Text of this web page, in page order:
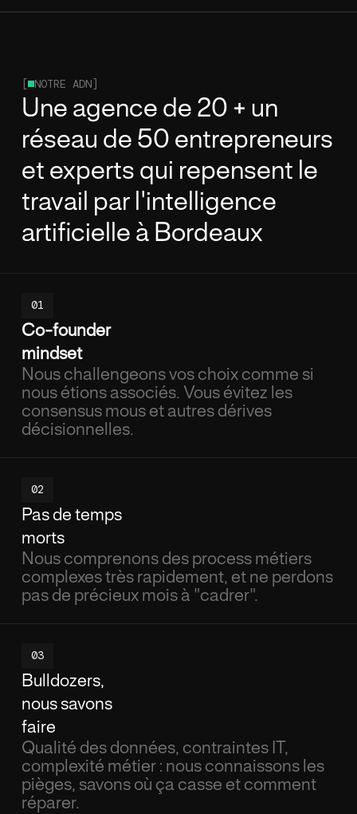
[ NOTRE ADN]
Une agence de 20 + un
réseau de 50 entrepreneurs
et experts qui repensent le
travail par l'intelligence
artificielle à Bordeaux
01
Co-founder
mindset
Nous challengeons vos choix comme si
nous étions associés. Vous évitez les
consensus mous et autres dérives
décisionnelles.
02
Pas de temps
morts
Nous comprenons des process métiers
complexes très rapidement, et ne perdons
pas de précieux mois à "cadrer".
03
Bulldozers,
nous savons
faire
Qualité des données, contraintes IT,
complexité métier : nous connaissons les
pièges, savons où ça casse et comment
réparer.